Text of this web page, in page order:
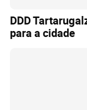
DDD
para a cidade